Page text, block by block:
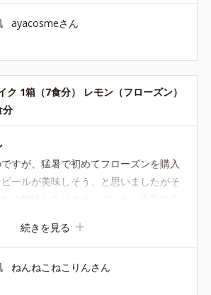
ン味もとっても美味しいので、年中食べ
希望♡
ayacosmeさん
ク 1箱（7食分） レモン（フローズン）
分
すが、猛暑で初めてフローズンを購入
ールが美味しそう、と思いましたがそ
まります。豆乳は溶けにくいかな? 甘
個購入しましたが、これはこれで美味
予定です。人工甘味料が入ってなけれ
続きを見る
ねんねこねこりんさん